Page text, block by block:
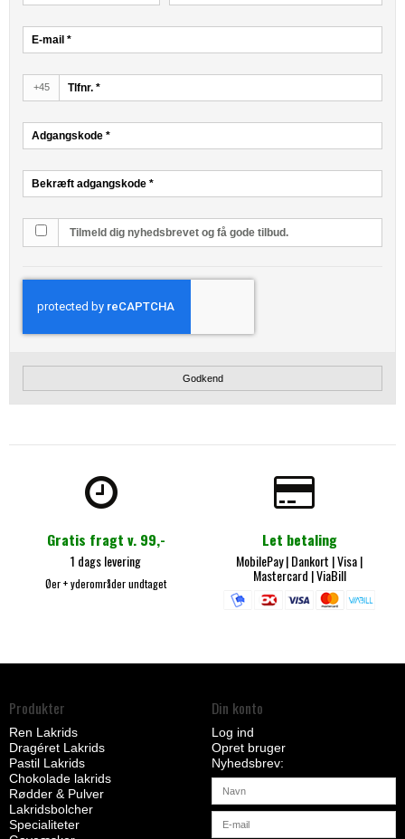
E-mail *
Tlfnr. *
+45
Adgangskode *
Bekræft adgangskode *
Tilmeld dig nyhedsbrevet og få gode tilbud.
Godkend
Gratis fragt v. 99,-
1 dags levering
Øer + yderområder undtaget
Let betaling
MobilePay| Dankort |Visa |
Mastercard |ViaBill
Produkter
Ren Lakrids
Dragéret Lakrids
Pastil Lakrids
Chokolade lakrids
Rødder & Pulver
Lakridsbolcher
Specialiteter
Din konto
Log ind
Opret bruger
Nyhedsbrev